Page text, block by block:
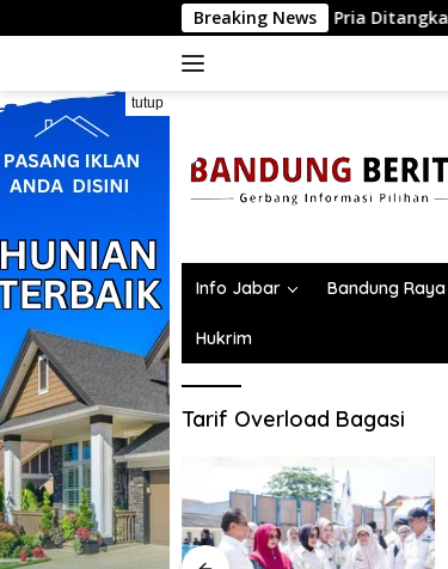
ke
Breaking News
di Threads, Dua Pria Ditangkap Polda Jabar
tutup
Info Jabar Bandung Raya
Hukrim
Tarif Overload Bagasi